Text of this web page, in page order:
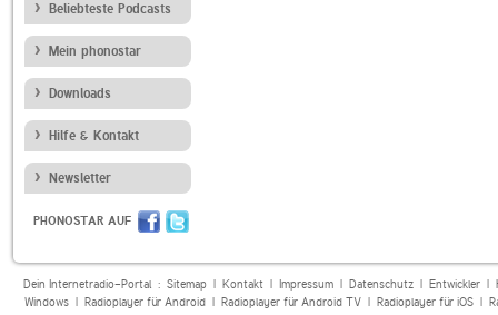
Beliebteste Podcasts
Mein phonostar
Downloads
Hilfe & Kontakt
Newsletter
PHONOSTAR AUF
Dein Internetradio-Portal : Sitemap| Kontakt| Impressum| Datenschutz| Entwickler|
Windows| Radioplayer für Android| Radioplayer für Android TV| Radioplayer für iOS|